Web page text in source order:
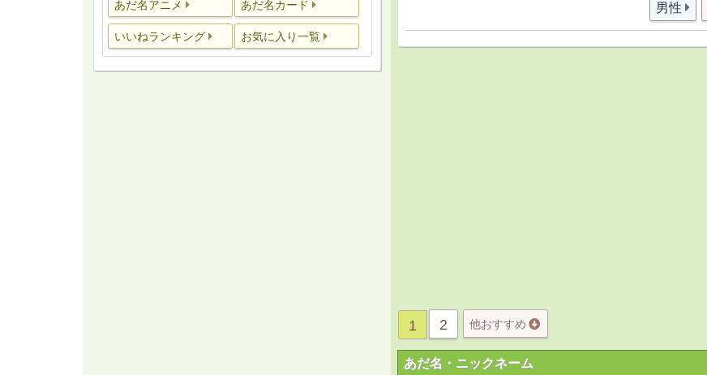
あだ名アニメ あだ名カード
いいねランキング お気に入り一覧
男性
1 2 他おすすめ
あだ名・ニックネーム